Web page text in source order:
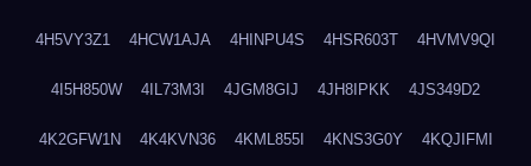
4H5VY3Z1 4HCW1AJA 4HINPU4S 4HSR603T 4HVMV9QI
4I5H850W 4IL73M3I 4JGM8GIJ 4JH8IPKK 4JS349D2
4K2GFW1N 4K4KVN36 4KML855I 4KNS3G0Y 4KQJIFMI